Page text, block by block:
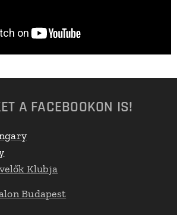
A FACEBOOKON IS!
Klubja
Budapest